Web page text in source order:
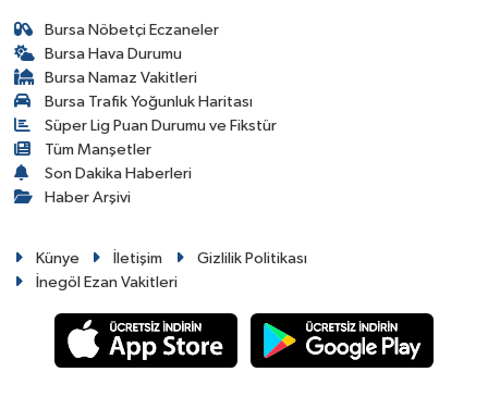
Bursa Nöbetçi Eczaneler
Bursa Hava Durumu
Bursa Namaz Vakitleri
Bursa Trafik Yoğunluk Haritası
Süper Lig Puan Durumu ve Fikstür
Tüm Manşetler
Son Dakika Haberleri
Haber Arşivi
Künye İletişim
Gizlilik Politikası
İnegöl Ezan Vakitleri